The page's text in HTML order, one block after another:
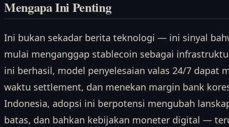
Mengapa Ini Penting
Ini bukan sekadar berita teknologi — ini sinyal
mulai menganggap stablecoin sebagai
ini berhasil, model penyelesaian valas 24/7 dapat
waktu settlement, dan menekan margin bank
Indonesia, adopsi ini berpotensi mengubah
batas, dan bahkan kebijakan moneter digital —